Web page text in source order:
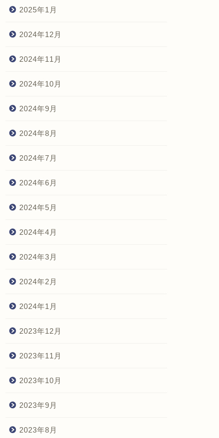
2025年1月
2024年12月
2024年11月
2024年10月
2024年9月
2024年8月
2024年7月
2024年6月
2024年5月
2024年4月
2024年3月
2024年2月
2024年1月
2023年12月
2023年11月
2023年10月
2023年9月
2023年8月